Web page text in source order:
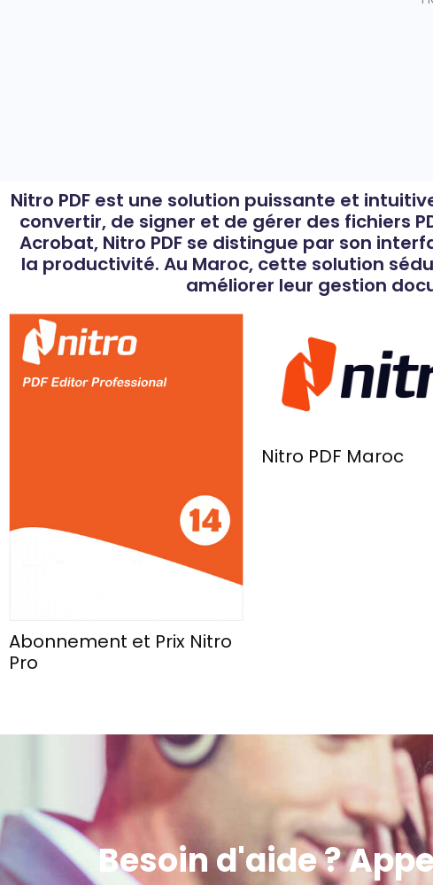
Nitro PDF est une solution puissante et
convertir, de signer et de gérer des fichiers
Acrobat, Nitro PDF se distingue par son
la productivité. Au Maroc, cette solution
améliorer leur gestion
Abonnement et Prix Nitro
Pro
Nitro PDF Maroc
Besoin d'aide ?